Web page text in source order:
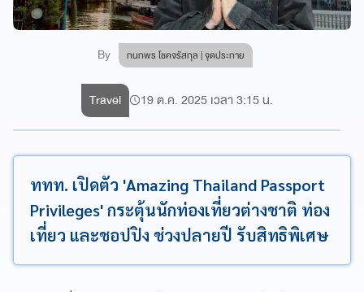
By กนกพร โชคจรัสกุล | จุดประกาย
Travel 19 ต.ค. 2025 เวลา 3:15 น.
ททท. เปิดตัว 'Amazing Thailand Passport
Privileges' กระตุ้นนักท่องเที่ยวต่างชาติ ท่อง
เที่ยว และชอปปิง ช่วงปลายปี รับสิทธิพิเศษ